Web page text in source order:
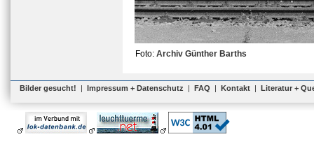
Foto: Archiv Günther Barths
Bilder gesucht! | Impressum + Datenschutz | FAQ | Kontakt | Literatur +